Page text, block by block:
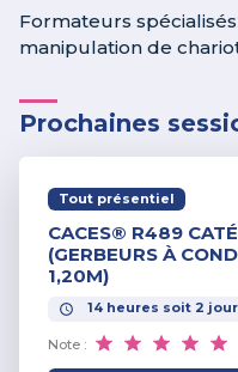
Formateurs
manipulation de
Prochaines
Tout présentiel
CACES® R489
(GERBEURS À
1,20M)
14 heures soit 2
Note :